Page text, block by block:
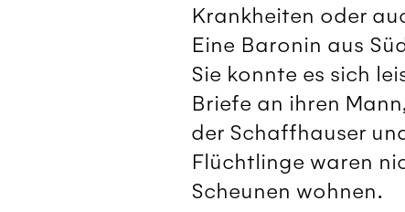
Krankheiten oder
Eine Baronin aus
Sie konnte es sich
Briefe an ihren
der Schaffhauser
Flüchtlinge waren
Scheunen wohnen.